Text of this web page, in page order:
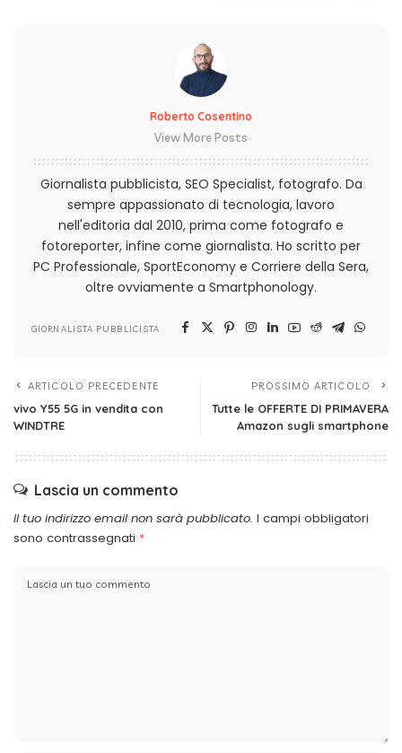
Roberto Cosentino
View More Posts
Giornalista pubblicista, SEO Specialist, fotografo. Da
sempre appassionato di tecnologia, lavoro
nell'editoria dal 2010, prima come fotografo e
fotoreporter, infine come giornalista. Ho scritto per
PC Professionale, SportEconomy e Corriere della Sera,
oltre ovviamente a Smartphonology.
GIORNALISTA PUBBLICISTA
ARTICOLO PRECEDENTE
vivo Y55 5G in vendita con
WINDTRE
PROSSIMO ARTICOLO
Tutte le OFFERTE DI PRIMAVERA
Amazon sugli smartphone
Lascia un commento
Il tuo indirizzo email non sarà pubblicato. I campi obbligatori
sono contrassegnati *